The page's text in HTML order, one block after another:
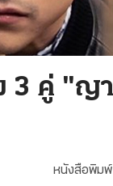
3 คู่ "ญ
หนังสือพิมพ์